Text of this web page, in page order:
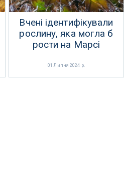
Вчені ідентифікували
рослину, яка могла б
рости на Марсі
01 Липня 2024 р.